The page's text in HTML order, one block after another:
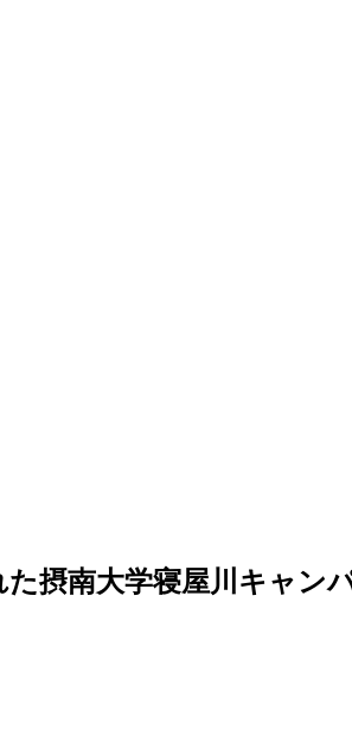
摂南大学寝屋川キャン